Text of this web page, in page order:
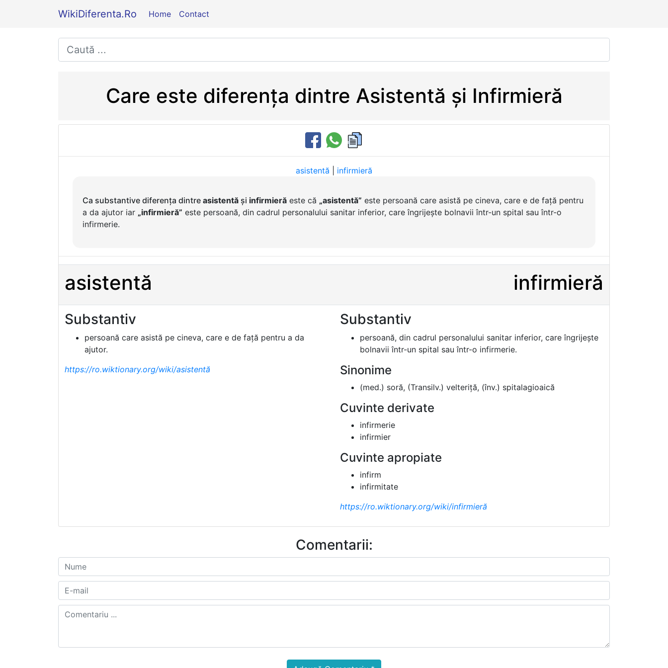
WikiDiferenta.Ro Home Contact
Care este diferența dintre Asistentă și Infirmieră
asistentă infirmieră
Ca substantive diferența dintre asistentă și infirmieră este că „asistentă” este persoană care asistă pe cineva, care e de față pentru
a da ajutor iar „infirmieră” este persoană, din cadrul personalului sanitar inferior, care îngrijește bolnavii într-un spital sau într-o
infirmerie.
asistentă infirmieră
Substantiv
persoană care asistă pe cineva, care e de față pentru a da
ajutor.
https://ro.wiktionary.org/wiki/asistentă
Substantiv
persoană, din cadrul personalului sanitar inferior, care îngrijește
bolnavii într-un spital sau într-o infirmerie.
Sinonime
(med.) soră, (Transilv.) velteriță, (înv.) spitalagioaică
Cuvinte derivate
infirmerie
infirmier
Cuvinte apropiate
infirm
infirmitate
https://ro.wiktionary.org/wiki/infirmieră
Comentarii: